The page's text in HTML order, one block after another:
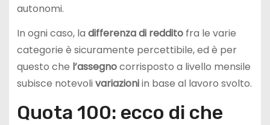
autonomi.
In ogni caso, la differenza di redditofra le varie
categorie è sicuramente percettibile, ed è per
questo che l’assegnocorrisposto a livello mensile
subisce notevolivariazioniin base al lavoro svolto.
Quota 100: ecco di che